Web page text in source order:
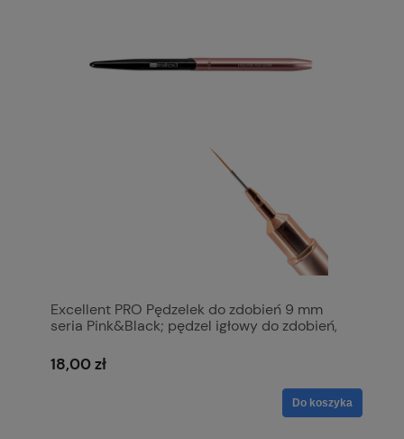
Excellent PRO Pędzelek do zdobień 9 mm
seria Pink&Black; pędzel igłowy do zdobień,
18,00 zł
Do koszyka